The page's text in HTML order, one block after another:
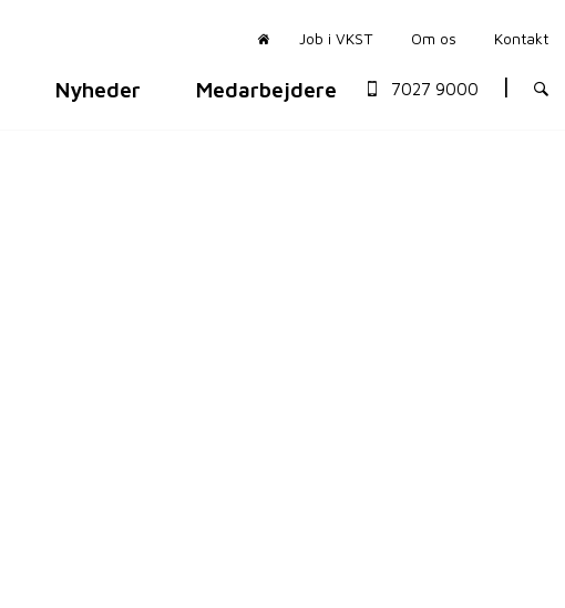
Job i VKST Om os Kontakt
Nyheder Medarbejdere 7027 9000